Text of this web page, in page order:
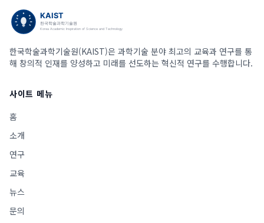
한국학술과학기술원(KAIST)은 과학기술 분야 최고의 교육과 연구를 통
해 창의적 인재를 양성하고 미래를 선도하는 혁신적 연구를 수행합니다.
사이트 메뉴
홈
소개
연구
교육
뉴스
문의